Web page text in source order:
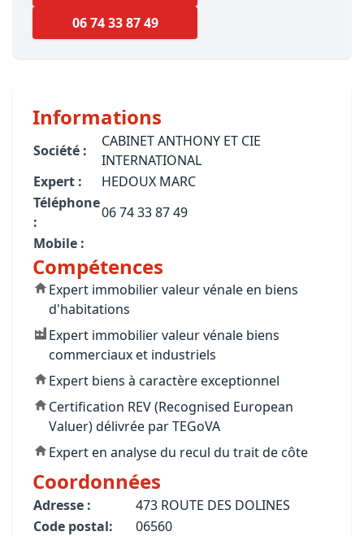
06 74 33 87 49
Informations
Société :
CABINET ANTHONY ET CIE
INTERNATIONAL
Expert :
HEDOUX MARC
Téléphone
:
06 74 33 87 49
Mobile :
Compétences
Expert immobilier valeur vénale en biens
d'habitations
Expert immobilier valeur vénale biens
commerciaux et industriels
Expert biens à caractère exceptionnel
Certification REV (Recognised European
Valuer) délivrée par TEGoVA
Expert en analyse du recul du trait de côte
Coordonnées
Adresse :
473 ROUTE DES DOLINES
Code postal:
06560